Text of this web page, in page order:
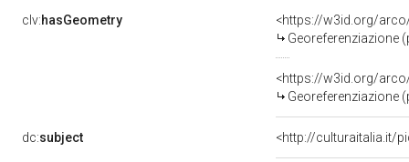
clv:hasGeometry
<https://w3id.org/
Georeferenziazione
<https://w3id.org/
Georeferenziazione
dc:subject <http://culturaitalia.it/